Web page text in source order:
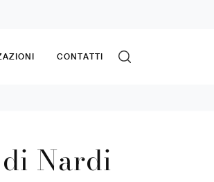
CONTATTI
Nardi